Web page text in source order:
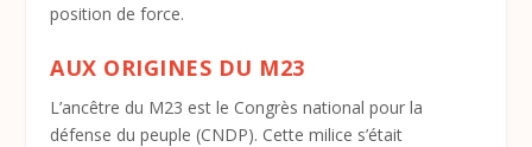
position de force.
AUX ORIGINES DU M23
L’ancêtre du M23 est le Congrès national pour la
défense du peuple (CNDP). Cette milice s’était